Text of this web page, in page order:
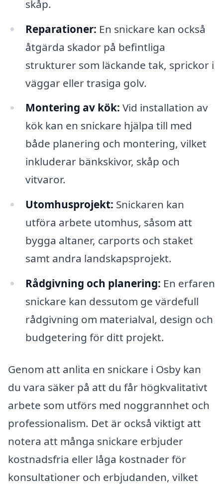
skåp.
Reparationer: En snickare kan också
åtgärda skador på befintliga
strukturer som läckande tak, sprickor i
väggar eller trasiga golv.
Montering av kök: Vid installation av
kök kan en snickare hjälpa till med
både planering och montering, vilket
inkluderar bänkskivor, skåp och
vitvaror.
Utomhusprojekt: Snickaren kan
utföra arbete utomhus, såsom att
bygga altaner, carports och staket
samt andra landskapsprojekt.
Rådgivning och planering: En erfaren
snickare kan dessutom ge värdefull
rådgivning om materialval, design och
budgetering för ditt projekt.
Genom att anlita en snickare i Osby kan
du vara säker på att du får högkvalitativt
arbete som utförs med noggrannhet och
professionalism. Det är också viktigt att
notera att många snickare erbjuder
kostnadsfria eller låga kostnader för
konsultationer och erbjudanden, vilket